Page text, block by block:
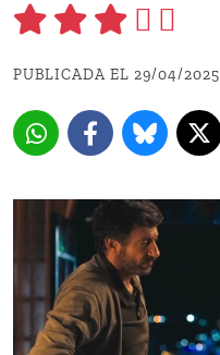
PUBLICADA EL 29/04/2025